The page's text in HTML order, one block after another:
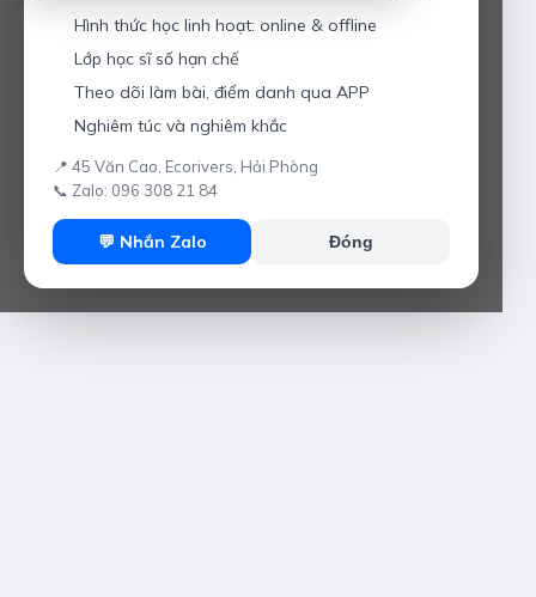
Hình thức học linh hoạt: online & offline
Lớp học sĩ số hạn chế
Theo dõi làm bài, điểm danh qua APP
Nghiêm túc và nghiêm khắc
📍 45 Văn Cao, Ecorivers, Hải Phòng
📞 Zalo: 096 308 21 84
💬 Nhắn Zalo Đóng